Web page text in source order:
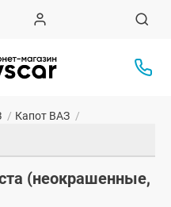
/ Капот ВАЗ /
(неокрашенные,